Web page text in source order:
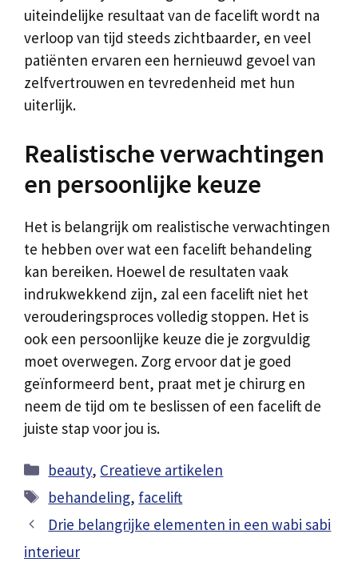
uiteindelijke resultaat van de facelift wordt na
verloop van tijd steeds zichtbaarder, en veel
patiënten ervaren een hernieuwd gevoel van
zelfvertrouwen en tevredenheid met hun
uiterlijk.
Realistische verwachtingen
en persoonlijke keuze
Het is belangrijk om realistische verwachtingen
te hebben over wat een facelift behandeling
kan bereiken. Hoewel de resultaten vaak
indrukwekkend zijn, zal een facelift niet het
verouderingsproces volledig stoppen. Het is
ook een persoonlijke keuze die je zorgvuldig
moet overwegen. Zorg ervoor dat je goed
geïnformeerd bent, praat met je chirurg en
neem de tijd om te beslissen of een facelift de
juiste stap voor jou is.
Categorieën
beauty, Creatieve artikelen
Tags
behandeling, facelift
Drie belangrijke elementen in een wabi sabi
interieur